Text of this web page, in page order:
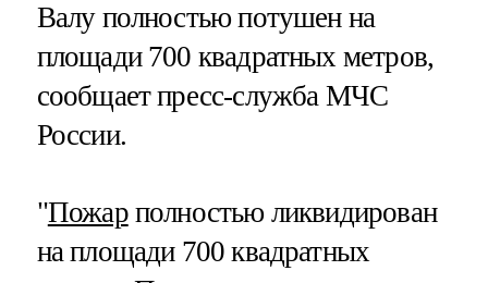
Валу полностью потушен на
площади 700 квадратных метров,
сообщает пресс-служба МЧС
России.
"Пожарполностью ликвидирован
на площади 700 квадратных